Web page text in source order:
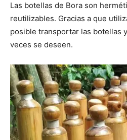
Las botellas de Bora son
reutilizables. Gracias a que
posible transportar las botellas
veces se deseen.